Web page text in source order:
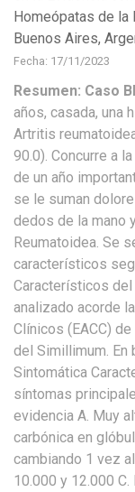
Homeópatas de la
Buenos Aires,
Fecha: 17/11/2023
Resumen: Caso
años, casada, una
Artritis
90.0). Concurre a
de un año
se le suman
dedos de la mano
Reumatoidea. Se
característicos
Característicos del
analizado acorde
Clínicos (EACC)
del Simillimum. En
Sintomática
síntomas
evidencia A. Muy
carbónica en
cambiando 1 vez
10.000 y 12.000